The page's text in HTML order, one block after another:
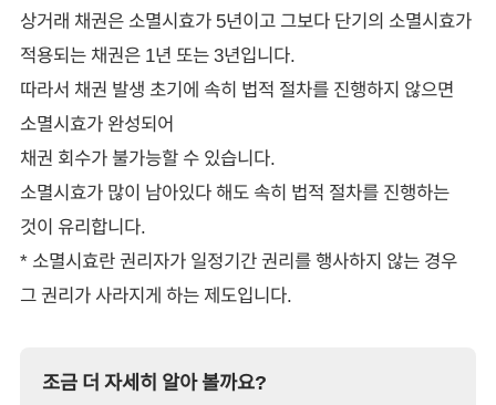
상거래 채권은 소멸시효가 5년이고 그보다 단기의 소멸시효가
적용되는 채권은 1년 또는 3년입니다.
따라서 채권 발생 초기에 속히 법적 절차를 진행하지 않으면
소멸시효가 완성되어
채권 회수가 불가능할 수 있습니다.
소멸시효가 많이 남아있다 해도 속히 법적 절차를 진행하는
것이 유리합니다.
* 소멸시효란 권리자가 일정기간 권리를 행사하지 않는 경우
그 권리가 사라지게 하는 제도입니다.
조금 더 자세히 알아 볼까요?